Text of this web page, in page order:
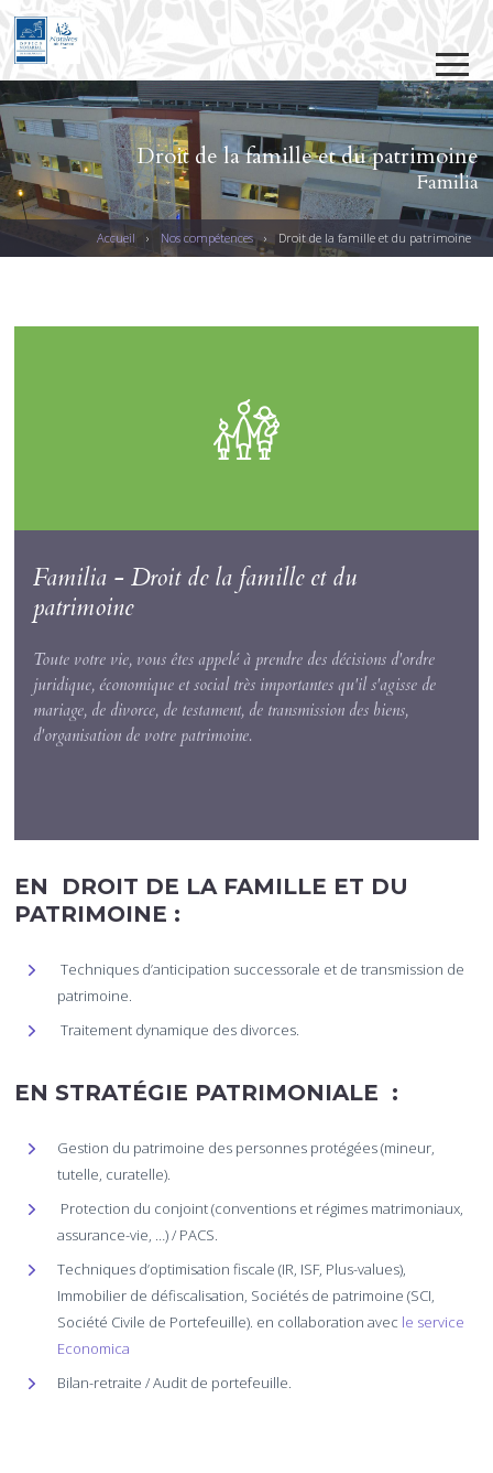
Droit de la famille et du patrimoine
Familia
U
C
Accueil › Nos compétences › Droit de la famille et du patrimoine
Familia - Droit de la famille et du
patrimoine
Toute votre vie, vous êtes appelé à prendre des décisions d'ordre
juridique, économique et social très importantes qu'il s'agisse de
mariage, de divorce, de testament, de transmission des biens,
d'organisation de votre patrimoine.
EN DROIT DE LA FAMILLE ET DU
PATRIMOINE :
Techniques d’anticipation successorale et de transmission de
patrimoine.
Traitement dynamique des divorces.
EN STRATÉGIE PATRIMONIALE :
Gestion du patrimoine des personnes protégées (mineur,
tutelle, curatelle).
Protection du conjoint (conventions et régimes matrimoniaux,
assurance-vie, …) / PACS.
Techniques d’optimisation fiscale (IR, ISF, Plus-values),
Immobilier de défiscalisation, Sociétés de patrimoine (SCI,
Société Civile de Portefeuille). en collaboration avec le service
Economica
Bilan-retraite / Audit de portefeuille.